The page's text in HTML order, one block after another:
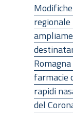
farmacie
rapidi
del